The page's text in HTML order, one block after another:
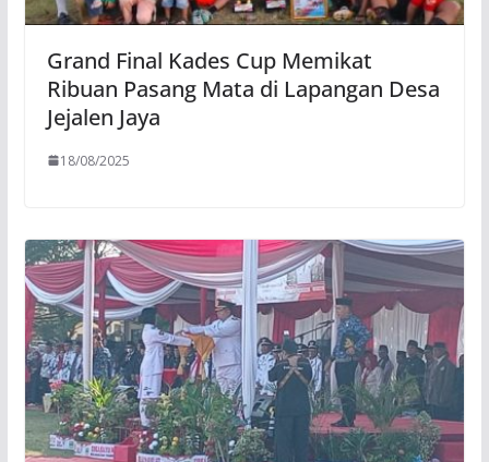
Grand Final Kades Cup Memikat
Ribuan Pasang Mata di Lapangan Desa
Jejalen Jaya
18/08/2025